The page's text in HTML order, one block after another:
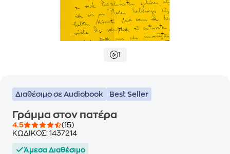
1
Διαθέσιμο σε Audiobook Best Seller
Γράμμα στον πατέρα
4.5
(15)
ΚΩΔΙΚΟΣ: 1437214
Άμεσα Διαθέσιμο